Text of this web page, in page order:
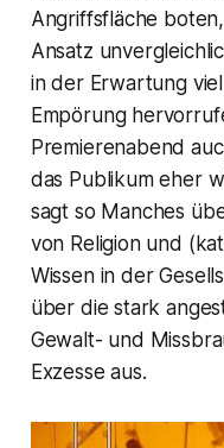
Angriffsfläche
Ansatz
in der Erwartung
Empörung
Premierenabend
das Publikum eher
sagt so Manches
von Religion und
Wissen in der
über die stark
Gewalt- und
Exzesse aus.